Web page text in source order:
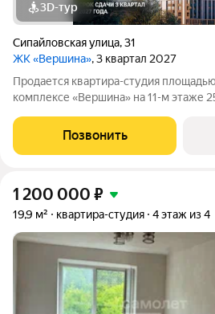
3D-тур
Сипайловская улица,31
ЖК «Вершина», 3 квартал 2027
Продается квартира-студия
комплексе «Вершина» на 11-м этаже
площадью 5,37 м. Окна выходят во
м. Квартира продается с
Позвонить
1 200 000 ₽
19,9 м² квартира-студия 4 этаж из 4